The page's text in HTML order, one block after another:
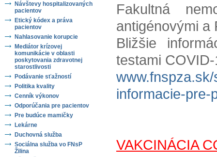
Návštevy hospitalizovaných
pacientov
Etický kódex a práva
pacientov
Nahlasovanie korupcie
Mediátor krízovej
komunikácie v oblasti
poskytovania zdravotnej
starostlivosti
Podávanie sťažností
Politika kvality
Cenník výkonov
Odporúčania pre pacientov
Pre budúce mamičky
Lekárne
Duchovná služba
Sociálna služba vo FNsP
Žilina
Fakultná
antigénovými
Bližšie
testami
informacie-pre-
VAKCINÁCIA